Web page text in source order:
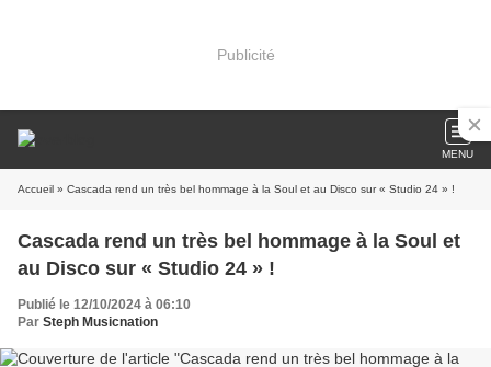
Publicité
MENU
Accueil » Cascada rend un très bel hommage à la Soul et au Disco sur « Studio 24 » !
Cascada rend un très bel hommage à la Soul et
au Disco sur « Studio 24 » !
Publié le 12/10/2024 à 06:10
Par Steph Musicnation